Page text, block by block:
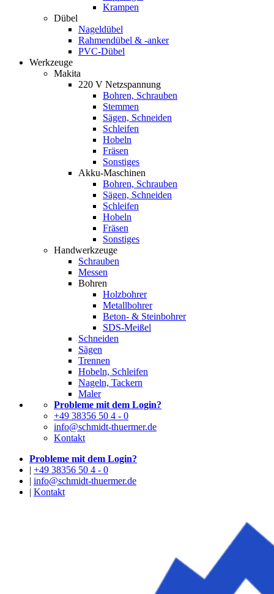
Krampen
Dübel
Nageldübel
Rahmendübel & -anker
PVC-Dübel
Werkzeuge
Makita
220 V Netzspannung
Bohren, Schrauben
Stemmen
Sägen, Schneiden
Schleifen
Hobeln
Fräsen
Sonstiges
Akku-Maschinen
Bohren, Schrauben
Sägen, Schneiden
Schleifen
Hobeln
Fräsen
Sonstiges
Handwerkzeuge
Schrauben
Messen
Bohren
Holzbohrer
Metallbohrer
Beton- & Steinbohrer
SDS-Meißel
Schneiden
Sägen
Trennen
Hobeln, Schleifen
Nageln, Tackern
Maler
Probleme mit dem Login?
+49 38356 50 4 - 0
info@schmidt-thuermer.de
Kontakt
Probleme mit dem Login?
| +49 38356 50 4 - 0
| info@schmidt-thuermer.de
| Kontakt